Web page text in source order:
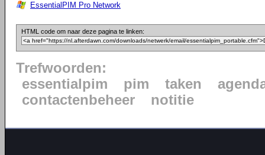
EssentialPIM Pro Network
HTML code om naar deze pagina te linken:
Trefwoorden:
essentialpim
pim taken
contactenbeheer
notitie